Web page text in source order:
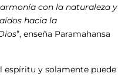
con la naturaleza y
hacia la
”, enseña Paramahansa
espíritu y solamente puede